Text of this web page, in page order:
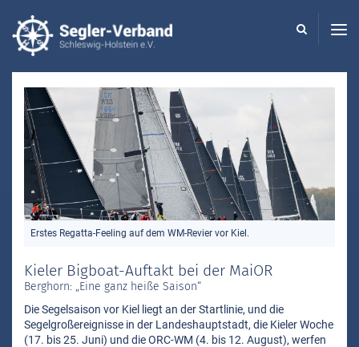
Erstes Regatta-Feeling auf dem WM-Revier vor Kiel.
Kieler Bigboat-Auftakt bei der MaiOR
Berghorn: „Eine ganz heiße Saison“
Die Segelsaison vor Kiel liegt an der Startlinie, und die
Segelgroßereignisse in der Landeshauptstadt, die Kieler Woche
(17. bis 25. Juni) und die ORC-WM (4. bis 12. August), werfen